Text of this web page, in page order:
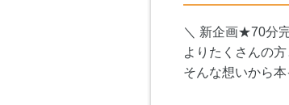
＼ 新企画★70分
よりたくさんの
そんな想いから本